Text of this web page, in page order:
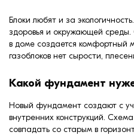
Блоки любят и за
здоровья и окружающей
в доме создается комфортный
газоблоков нет сырости,
Какой фундамент
Новый фундамент создают с
внутренних конструкций.
совпадать со старым в